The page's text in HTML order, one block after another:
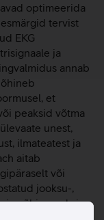
optimeerida
tervist
EKG
ja
annab
et
peaksid võtma
unest,
ilmateatest ja
aitab
või
jooksu-,
põhinevad sinu